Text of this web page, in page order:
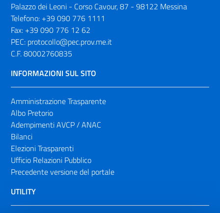
Palazzo dei Leoni - Corso Cavour, 87 - 98122 Messina
Telefono: +39 090 776 1111
Fax: +39 090 776 12 62
PEC: protocollo@pec.prov.me.it
C.F. 80002760835
INFORMAZIONI SUL SITO
Amministrazione Trasparente
Albo Pretorio
Adempimenti AVCP / ANAC
Bilanci
Elezioni Trasparenti
Ufficio Relazioni Pubblico
Precedente versione del portale
UTILITY